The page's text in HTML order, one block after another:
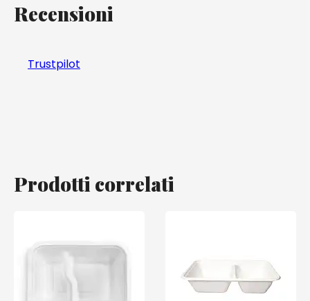
Recensioni
Trustpilot
Prodotti correlati